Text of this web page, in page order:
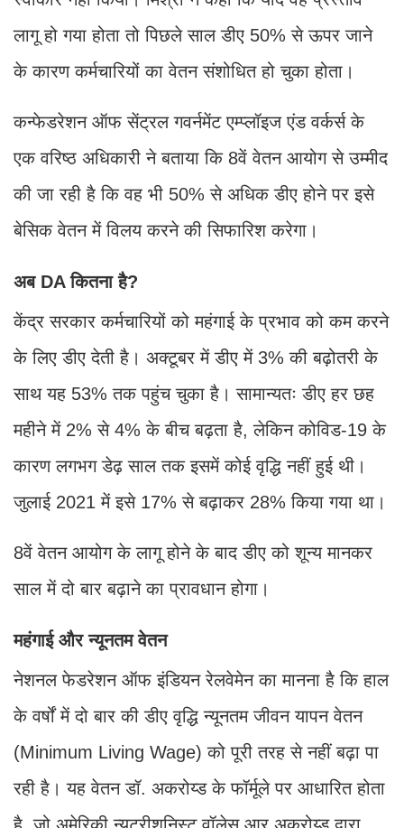
लागू हो गया होता तो पिछले साल डीए 50% से ऊपर जाने
के कारण कर्मचारियों का वेतन संशोधित हो चुका होता।
कन्फेडरेशन ऑफ सेंट्रल गवर्नमेंट एम्प्लॉइज एंड वर्कर्स के
एक वरिष्ठ अधिकारी ने बताया कि 8वें वेतन आयोग से उम्मीद
की जा रही है कि वह भी 50% से अधिक डीए होने पर इसे
बेसिक वेतन में विलय करने की सिफारिश करेगा।
अब DA कितना है?
केंद्र सरकार कर्मचारियों को महंगाई के प्रभाव को कम करने
के लिए डीए देती है। अक्टूबर में डीए में 3% की बढ़ोतरी के
साथ यह 53% तक पहुंच चुका है। सामान्यतः डीए हर छह
महीने में 2% से 4% के बीच बढ़ता है, लेकिन कोविड-19 के
कारण लगभग डेढ़ साल तक इसमें कोई वृद्धि नहीं हुई थी।
जुलाई 2021 में इसे 17% से बढ़ाकर 28% किया गया था।
8वें वेतन आयोग के लागू होने के बाद डीए को शून्य मानकर
साल में दो बार बढ़ाने का प्रावधान होगा।
महंगाई और न्यूनतम वेतन
नेशनल फेडरेशन ऑफ इंडियन रेलवेमेन का मानना है कि हाल
के वर्षों में दो बार की डीए वृद्धि न्यूनतम जीवन यापन वेतन
(Minimum Living Wage) को पूरी तरह से नहीं बढ़ा पा
रही है। यह वेतन डॉ. अकरोय्ड के फॉर्मूले पर आधारित होता